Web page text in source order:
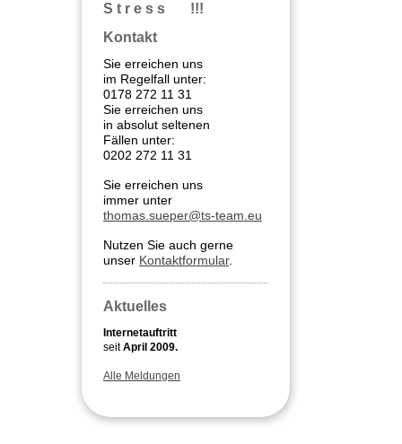
S t r e s s !!!
Kontakt
Sie erreichen uns
im Regelfall unter:
0178 272 11 31
Sie erreichen uns
in absolut seltenen
Fällen unter:
0202 272 11 31
Sie erreichen uns
immer unter
thomas.sueper@ts-team.eu
Nutzen Sie auch gerne
unser Kontaktformular.
Aktuelles
Internetauftritt
seitApril 2009.
Alle Meldungen